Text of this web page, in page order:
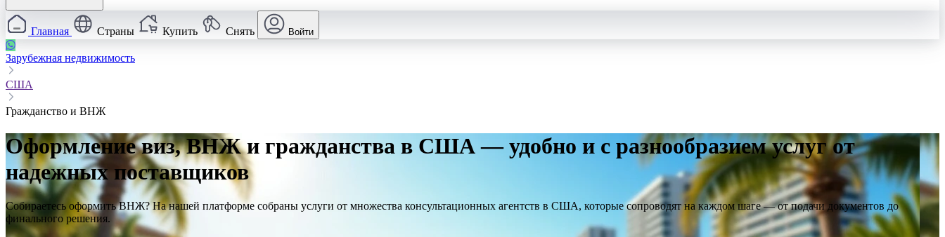
Главная Страны Купить Снять Войти
Зарубежная недвижимость
США
Гражданство и ВНЖ
Оформление виз, ВНЖ и гражданства в США — удобно и с разнообразием услуг от
надежных поставщиков
Собираетесь оформить ВНЖ? На нашей платформе собраны услуги от множества консультационных агентств в США, которые сопроводят на каждом шаге — от подачи документов до
финального решения.